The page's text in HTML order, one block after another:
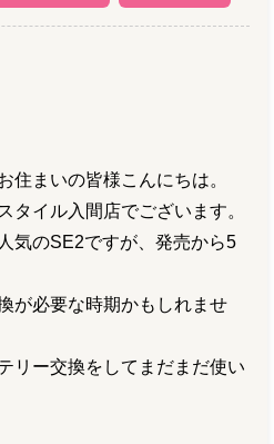
住まいの皆様こんにちは。
タイル入間店でございます。
気のSE2ですが、発売から5
が必要な時期かもしれませ
リー交換をしてまだまだ使い